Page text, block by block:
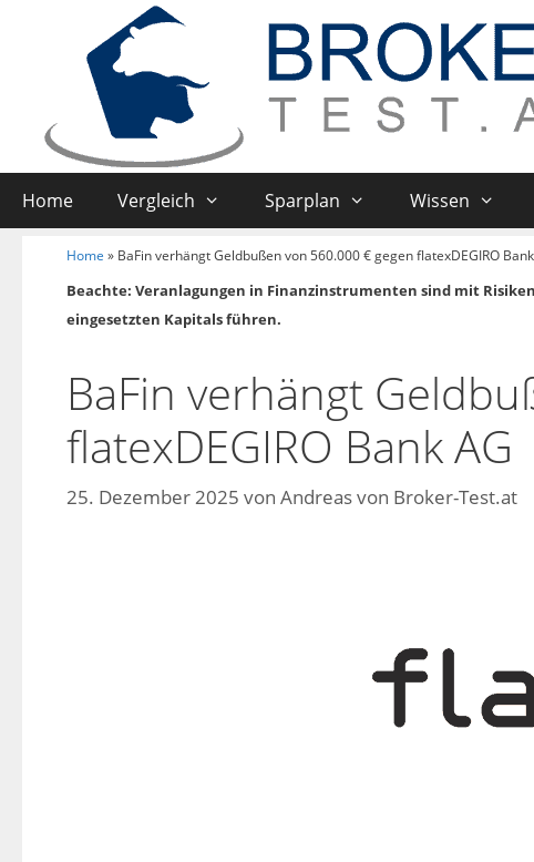
Home Vergleich Sparplan Wissen
Home » BaFin verhängt Geldbußen von 560.000 € gegen flatexDEGIRO
Beachte: Veranlagungen in Finanzinstrumenten sind mit
eingesetzten Kapitals führen.
BaFin verhängt
flatexDEGIRO Bank AG
25. Dezember 2025 von Andreas von Broker-Test.at